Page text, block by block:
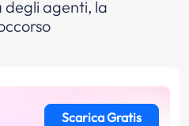
degli agenti, la
Scarica Gratis